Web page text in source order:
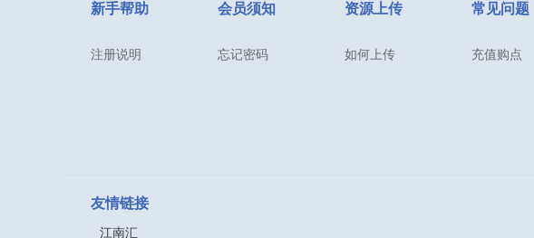
新手帮助
注册说明
会员须知
忘记密码
资源上传
如何上传
常见问题
充值购点
友情链接
江南汇